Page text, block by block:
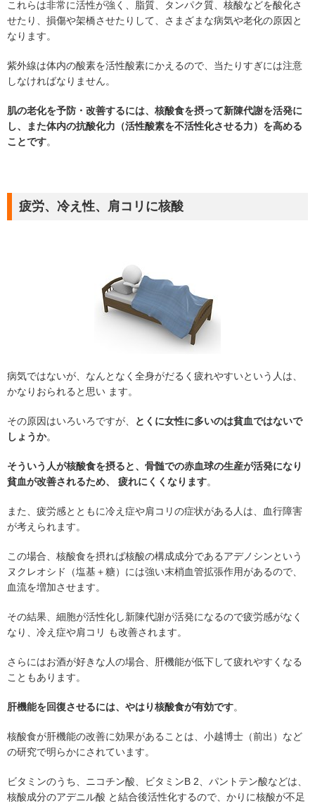
これらは非常に活性が強く、脂質、タンパク質、核酸などを酸化さ
せたり、損傷や架橋させたりして、さまざまな病気や老化の原因と
なります。
紫外線は体内の酸素を活性酸素にかえるので、当たりすぎには注意
しなければなりません。
肌の老化を予防・改善するには、核酸食を摂って新陳代謝を活発に
し、また体内の抗酸化力（活性酸素を不活性化させる力）を高める
ことです。
疲労、冷え性、肩コリに核酸
病気ではないが、なんとなく全身がだるく疲れやすいという人は、
かなりおられると思い ます。
その原因はいろいろですが、
とくに女性に多いのは貧血ではないで
しょうか。
そういう人が核酸食を摂ると、骨髄での赤血球の生産が活発になり
貧血が改善されるため、 疲れにくくなります。
また、疲労感とともに冷え症や肩コリの症状がある人は、血行障害
が考えられます。
この場合、核酸食を摂れば核酸の構成成分であるアデノシンという
ヌクレオシド（塩基＋糖）には強い末梢血管拡張作用があるので、
血流を増加させます。
その結果、細胞が活性化し新陳代謝が活発になるので疲労感がなく
なり、冷え症や肩コリ も改善されます。
さらにはお酒が好きな人の場合、肝機能が低下して疲れやすくなる
こともあります。
肝機能を回復させるには、やはり核酸食が有効です。
核酸食が肝機能の改善に効果があることは、小越博士（前出）など
の研究で明らかにされています。
ビタミンのうち、ニコチン酸、ビタミンB 2、パントテン酸などは、
核酸成分のアデニル酸 と結合後活性化するので、かりに核酸が不足